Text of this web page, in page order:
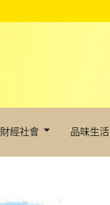
財經社會 品味生活